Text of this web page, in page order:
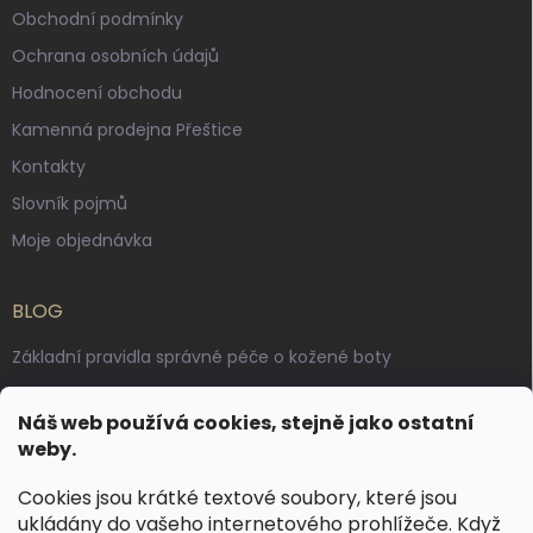
Náš web používá cookies, stejně jako ostatní
weby.
Cookies jsou krátké textové soubory, které jsou
ukládány do vašeho internetového prohlížeče. Když
Obchodní podmínky
Ochrana osobních údajů
Hodnocení obchodu
Kamenná prodejna Přeštice
Kontakty
Slovník pojmů
Moje objednávka
BLOG
Základní pravidla správné péče o kožené boty
Výroba českých kožených opasků: vůně pravé kůže, dotek
řemesla
KONTAKT